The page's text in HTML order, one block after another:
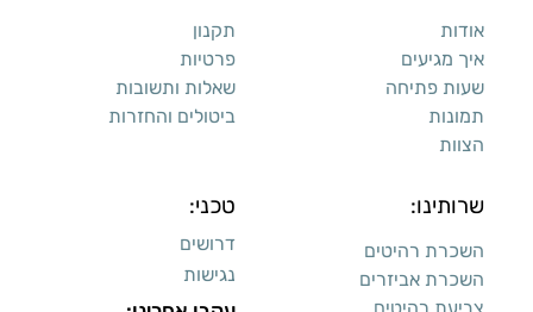
אודות
איך מגיעים
שעות פתיחה
תמונות
הצוות
תקנון
פרטיות
שאלות ותשובות
ביטולים והחזרות
שרותינו:
השכרת רהיטים
השכרת אביזרים
צביעת רהיטים
טכני:
דרושים
נגישות